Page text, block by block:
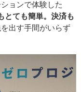
ョンで体験した
とても簡単。 決済も
出す手間がいらず